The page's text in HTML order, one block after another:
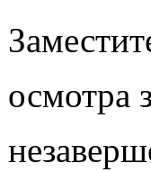
осмотра